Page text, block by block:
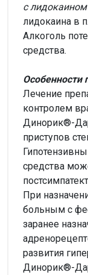
с лидокаином
лидокаина в
Алкоголь
средства.
Особенности
Лечение
контролем
Динорик®-
приступов
средства
При
больным с
заранее
развития
Динорик®-